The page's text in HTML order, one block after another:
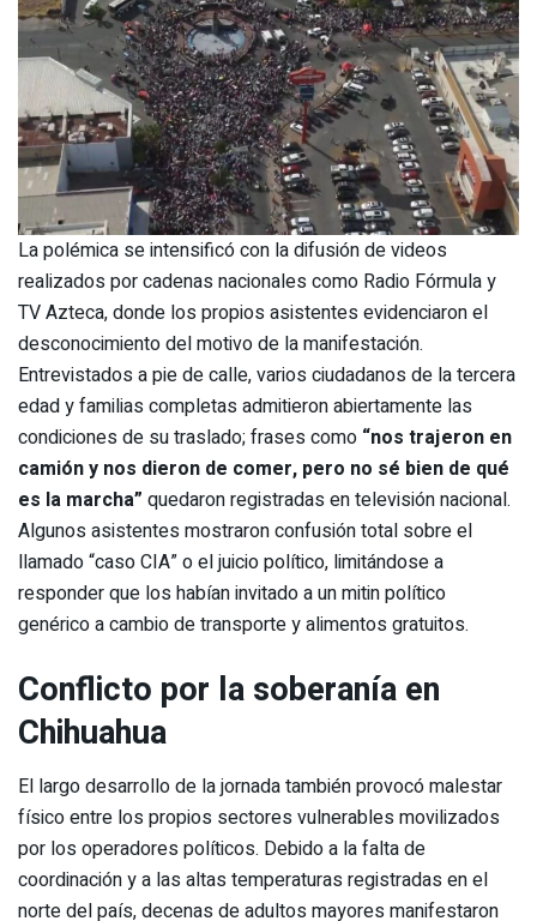
La polémica se intensificó con la difusión de videos
realizados por cadenas nacionales como Radio Fórmula y
TV Azteca, donde los propios asistentes evidenciaron el
desconocimiento del motivo de la manifestación.
Entrevistados a pie de calle, varios ciudadanos de la tercera
edad y familias completas admitieron abiertamente las
condiciones de su traslado; frases como “nos trajeron en
camión y nos dieron de comer, pero no sé bien de qué
es la marcha” quedaron registradas en televisión nacional.
Algunos asistentes mostraron confusión total sobre el
llamado “caso CIA” o el juicio político, limitándose a
responder que los habían invitado a un mitin político
genérico a cambio de transporte y alimentos gratuitos.
Conflicto por la soberanía en
Chihuahua
El largo desarrollo de la jornada también provocó malestar
físico entre los propios sectores vulnerables movilizados
por los operadores políticos. Debido a la falta de
coordinación y a las altas temperaturas registradas en el
norte del país, decenas de adultos mayores manifestaron